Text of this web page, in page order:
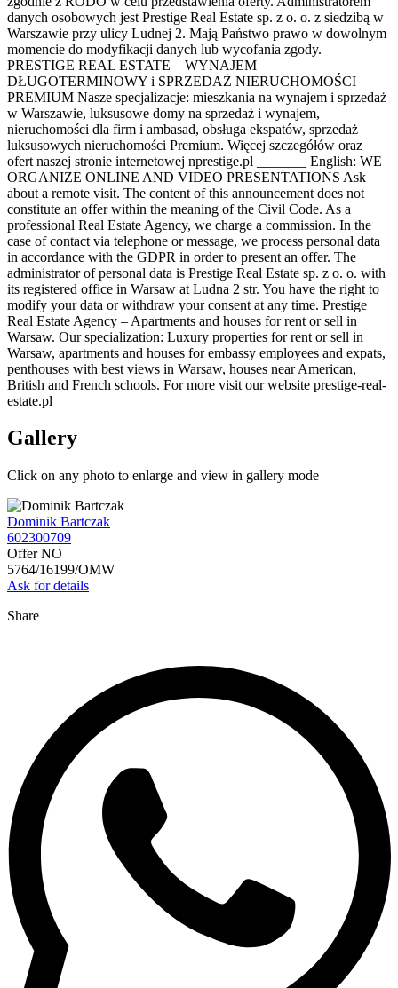
danych osobowych jest Prestige Real Estate sp. z o. o. z siedzibą w
Warszawie przy ulicy Ludnej 2. Mają Państwo prawo w dowolnym
momencie do modyfikacji danych lub wycofania zgody.
PRESTIGE REAL ESTATE – WYNAJEM
DŁUGOTERMINOWY i SPRZEDAŻ NIERUCHOMOŚCI
PREMIUM Nasze specjalizacje: mieszkania na wynajem i sprzedaż
w Warszawie, luksusowe domy na sprzedaż i wynajem,
nieruchomości dla firm i ambasad, obsługa ekspatów, sprzedaż
luksusowych nieruchomości Premium. Więcej szczegółów oraz
ofert naszej stronie internetowej nprestige.pl _______ English: WE
ORGANIZE ONLINE AND VIDEO PRESENTATIONS Ask
about a remote visit. The content of this announcement does not
constitute an offer within the meaning of the Civil Code. As a
professional Real Estate Agency, we charge a commission. In the
case of contact via telephone or message, we process personal data
in accordance with the GDPR in order to present an offer. The
administrator of personal data is Prestige Real Estate sp. z o. o. with
its registered office in Warsaw at Ludna 2 str. You have the right to
modify your data or withdraw your consent at any time. Prestige
Real Estate Agency – Apartments and houses for rent or sell in
Warsaw. Our specialization: Luxury properties for rent or sell in
Warsaw, apartments and houses for embassy employees and expats,
penthouses with best views in Warsaw, houses near American,
British and French schools. For more visit our website prestige-real-
estate.pl
Gallery
Click on any photo to enlarge and view in gallery mode
Dominik Bartczak
602300709
Offer NO
5764/16199/OMW
Ask for details
Share